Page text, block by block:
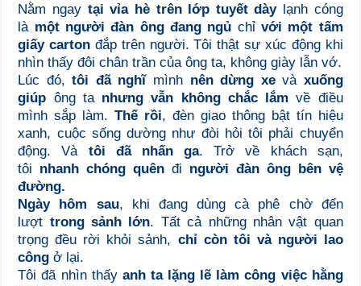
Nằm ngay tại vỉa hè trên lớp tuyết dàylạnh cóng
là một người đàn ông đang ngủ chỉvới một tấm
giấy carton đắp trên người. Tôi thật sự xúc động khi
nhìn thấy đôi chân trần của ông ta, không giày lẫn vớ.
Lúc đó,tôi đã nghĩmình nên dừng xevà xuống
giúp ông ta nhưng vẫn không chắc lắmvề điều
mình sắp làm.Thế rồi, đèn giao thông bật tín hiệu
xanh, cuộc sống dường như đòi hỏi tôi phải chuyển
động. Và tôi đã nhấn ga. Trở về khách sạn,
tôi nhanh chóng quênđi người đàn ông bên vệ
đường.
Ngày hôm sau, khi đang dùng cà phê chờ đến
lượt trong sảnh lớn. Tất cả những nhân vật quan
trọng đều rời khỏi sảnh, chỉ còn tôi và người lao
côngở lại.
Tôi đã nhìn thấy anh ta lặng lẽ làm công việc hằng